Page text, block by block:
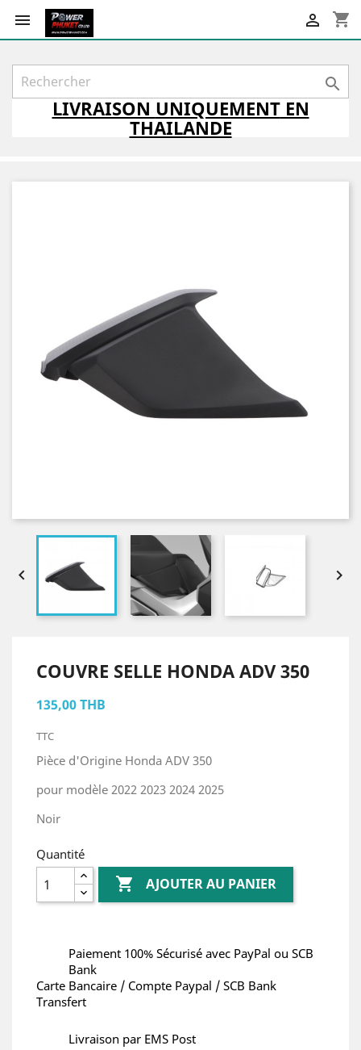
 shopping_cart


LIVRAISON UNIQUEMENTEN
THAILANDE
 
COUVRE SELLE HONDA ADV 350
135,00 THB
TTC
Pièce d'Origine Honda ADV 350
pour modèle 2022 2023 2024 2025
Noir
Quantité
 AJOUTER AU PANIER
Paiement 100% Sécurisé avec PayPal ou SCB
Bank
Carte Bancaire / Compte Paypal / SCB Bank
Transfert
Livraison par EMS Post